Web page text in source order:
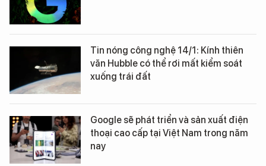
Tin nóng công nghệ 14/1: Kính thiên
văn Hubble có thể rơi mất kiểm soát
xuống trái đất
Google sẽ phát triển và sản xuất điện
thoại cao cấp tại Việt Nam trong năm
nay